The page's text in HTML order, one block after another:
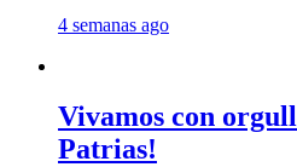
4 semanas ago
Vivamos con
Patrias!